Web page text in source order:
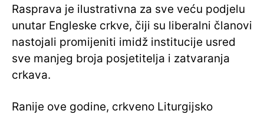
Rasprava je ilustrativna za sve veću podjelu
unutar Engleske crkve, čiji su liberalni članovi
nastojali promijeniti imidž institucije usred
sve manjeg broja posjetitelja i zatvaranja
crkava.
Ranije ove godine, crkveno Liturgijsko